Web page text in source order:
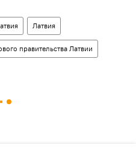
Латвия
правительства Латвии